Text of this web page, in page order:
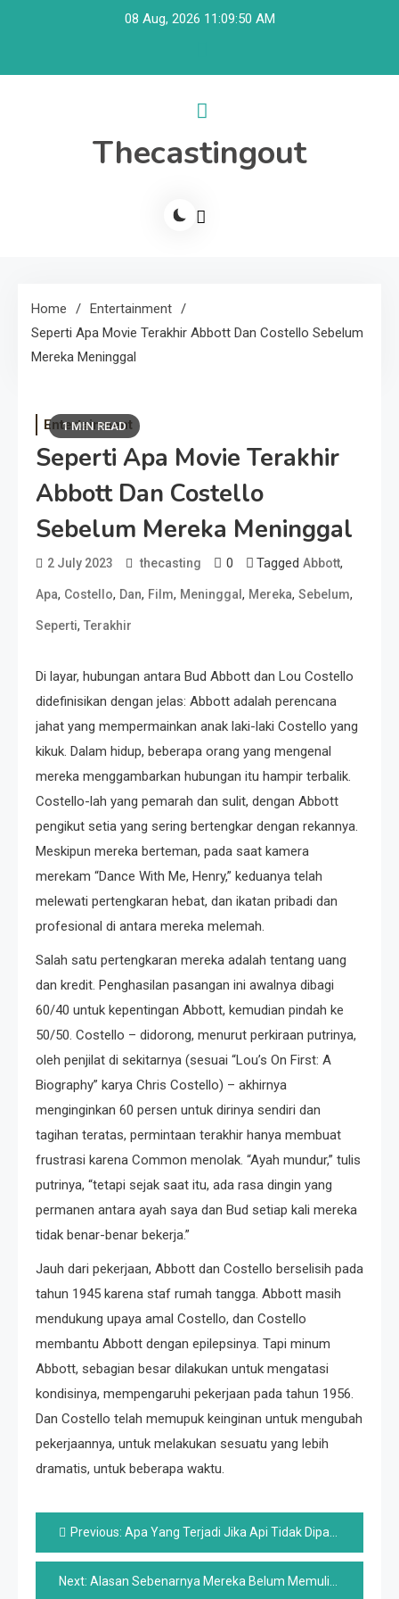
08 Aug, 2026 11:09:51 AM
Thecastingout
Home
Entertainment
Seperti Apa Movie Terakhir Abbott Dan Costello Sebelum
Mereka Meninggal
1 MIN READ
Entertainment
Seperti Apa Movie Terakhir
Abbott Dan Costello
Sebelum Mereka Meninggal
2 July 2023 thecasting 0 Tagged Abbott,
Apa, Costello, Dan, Film, Meninggal , Mereka, Sebelum,
Seperti, Terakhir
Di layar, hubungan antara Bud Abbott dan Lou Costello
didefinisikan dengan jelas: Abbott adalah perencana
jahat yang mempermainkan anak laki-laki Costello yang
kikuk. Dalam hidup, beberapa orang yang mengenal
mereka menggambarkan hubungan itu hampir terbalik.
Costello-lah yang pemarah dan sulit, dengan Abbott
pengikut setia yang sering bertengkar dengan rekannya.
Meskipun mereka berteman, pada saat kamera
merekam “Dance With Me, Henry,” keduanya telah
melewati pertengkaran hebat, dan ikatan pribadi dan
profesional di antara mereka melemah.
Salah satu pertengkaran mereka adalah tentang uang
dan kredit. Penghasilan pasangan ini awalnya dibagi
60/40 untuk kepentingan Abbott, kemudian pindah ke
50/50. Costello – didorong, menurut perkiraan putrinya,
oleh penjilat di sekitarnya (sesuai “Lou’s On First: A
Biography” karya Chris Costello) – akhirnya
menginginkan 60 persen untuk dirinya sendiri dan
tagihan teratas, permintaan terakhir hanya membuat
frustrasi karena Common menolak. “Ayah mundur,” tulis
putrinya, “tetapi sejak saat itu, ada rasa dingin yang
permanen antara ayah saya dan Bud setiap kali mereka
tidak benar-benar bekerja.”
Jauh dari pekerjaan, Abbott dan Costello berselisih pada
tahun 1945 karena staf rumah tangga. Abbott masih
mendukung upaya amal Costello, dan Costello
membantu Abbott dengan epilepsinya. Tapi minum
Abbott, sebagian besar dilakukan untuk mengatasi
kondisinya, mempengaruhi pekerjaan pada tahun 1956.
Dan Costello telah memupuk keinginan untuk mengubah
pekerjaannya, untuk melakukan sesuatu yang lebih
dramatis, untuk beberapa waktu.
Post
navigation
Previous: Apa Yang Terjadi Jika Api Tidak Dipadamkan?
Next: Alasan Sebenarnya Mereka Belum Memulihkan Titanic